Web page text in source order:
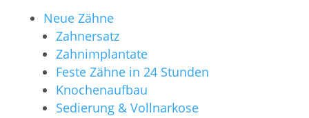
Neue Zähne
Zahnersatz
Zahnimplantate
Feste Zähne in 24 Stunden
Knochenaufbau
Sedierung & Vollnarkose